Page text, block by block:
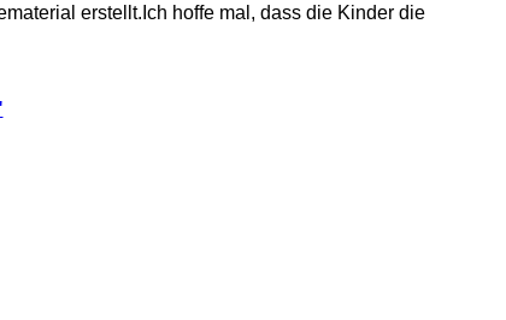
erstellt.Ich hoffe mal, dass die Kinder die